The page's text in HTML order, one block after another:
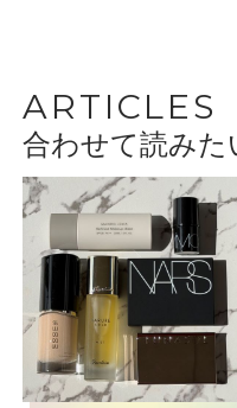
VOICE
ショップスタッフ
めをご紹介
ナーズ
Mai
大丸梅田店
ARTICLES
合わせて読みた